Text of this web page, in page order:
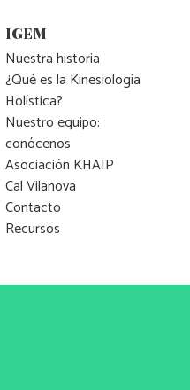
IGEM
Nuestra historia
¿Qué es la Kinesiología
Holística?
Nuestro equipo:
conócenos
Asociación KHAIP
Cal Vilanova
Contacto
Recursos